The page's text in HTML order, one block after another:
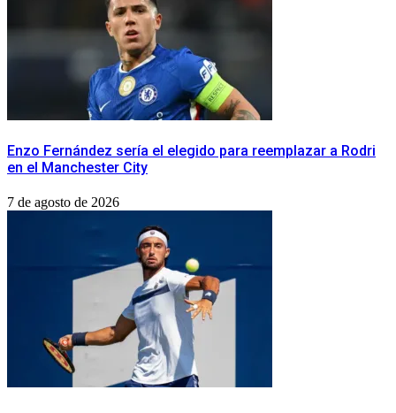
Enzo Fernández sería el elegido para reemplazar a Rodri
en el Manchester City
7 de agosto de 2026